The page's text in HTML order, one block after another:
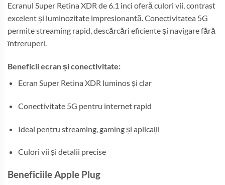
Ecranul Super Retina XDR de 6.1 inci oferă culori vii, contrast
excelent și luminozitate impresionantă. Conectivitatea 5G
permite streaming rapid, descărcări eficiente și navigare fără
întreruperi.
Beneficii ecran și conectivitate:
Ecran Super Retina XDR luminos și clar
Conectivitate 5G pentru internet rapid
Ideal pentru streaming, gaming și aplicații
Culori vii și detalii precise
Beneficiile Apple Plug